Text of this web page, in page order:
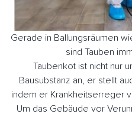
Gerade in Ballungsräumen
sind Tauben
Taubenkot ist nicht nur
Bausubstanz an, er stellt
indem er Krankheitserreger
Um das Gebäude vor